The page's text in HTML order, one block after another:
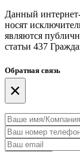
Данный
носят
являются
статьи 437
Обратная связь
×